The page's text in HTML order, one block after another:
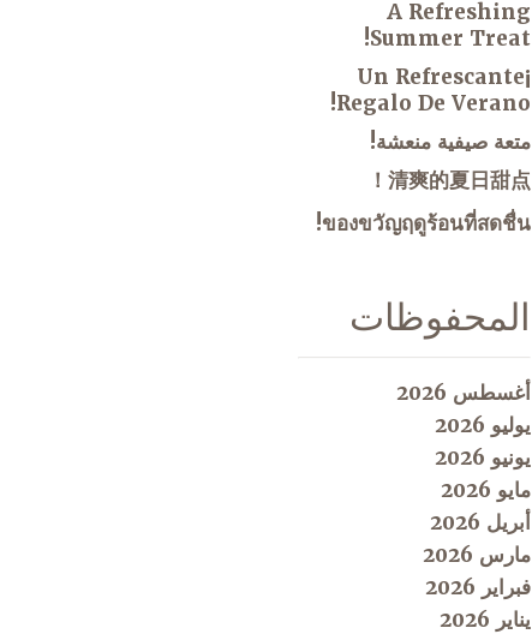
A Refreshing
Summer Treat!
¡Un Refrescante
Regalo De Verano!
متعة صيفية منعشة!
清爽的夏日甜点！
ของขวัญฤดูร้อนที่สดชื่น!
المحفوظات
أغسطس 2026
يوليو 2026
يونيو 2026
مايو 2026
أبريل 2026
مارس 2026
فبراير 2026
يناير 2026